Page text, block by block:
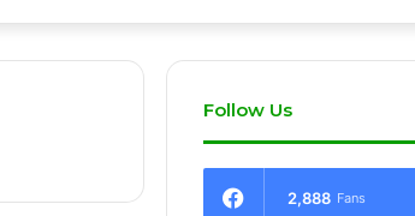
Follow Us
2,888 Fans